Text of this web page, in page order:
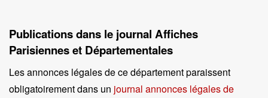
Publications dans le journal Affiches
Parisiennes et Départementales
Les annonces légales de ce département paraissent
obligatoirement dans un journal annonces légales de